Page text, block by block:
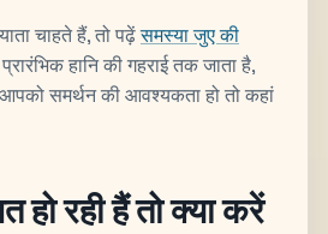
चाहते हैं, तो पढ़ेंसमस्या जुए की
हानि की गहराई तक जाता है,
समर्थन की आवश्यकता हो तो कहां
रही हैं तो क्या करें